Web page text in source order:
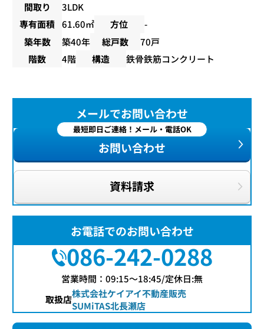
間取り
3LDK
専有面積 61.60㎡ 方位
-
築年数
築40年 総戸数
70戸
階数
4階 構造 鉄骨鉄筋コンクリート
メールでお問い合わせ
最短即日ご連絡！メール・電話OK
お問い合わせ
資料請求
お電話でのお問い合わせ
086-242-0288
営業時間：09:15〜18:45/定休日:無
取扱店株式会社ケイアイ不動産販売
SUMiTAS北長瀬店